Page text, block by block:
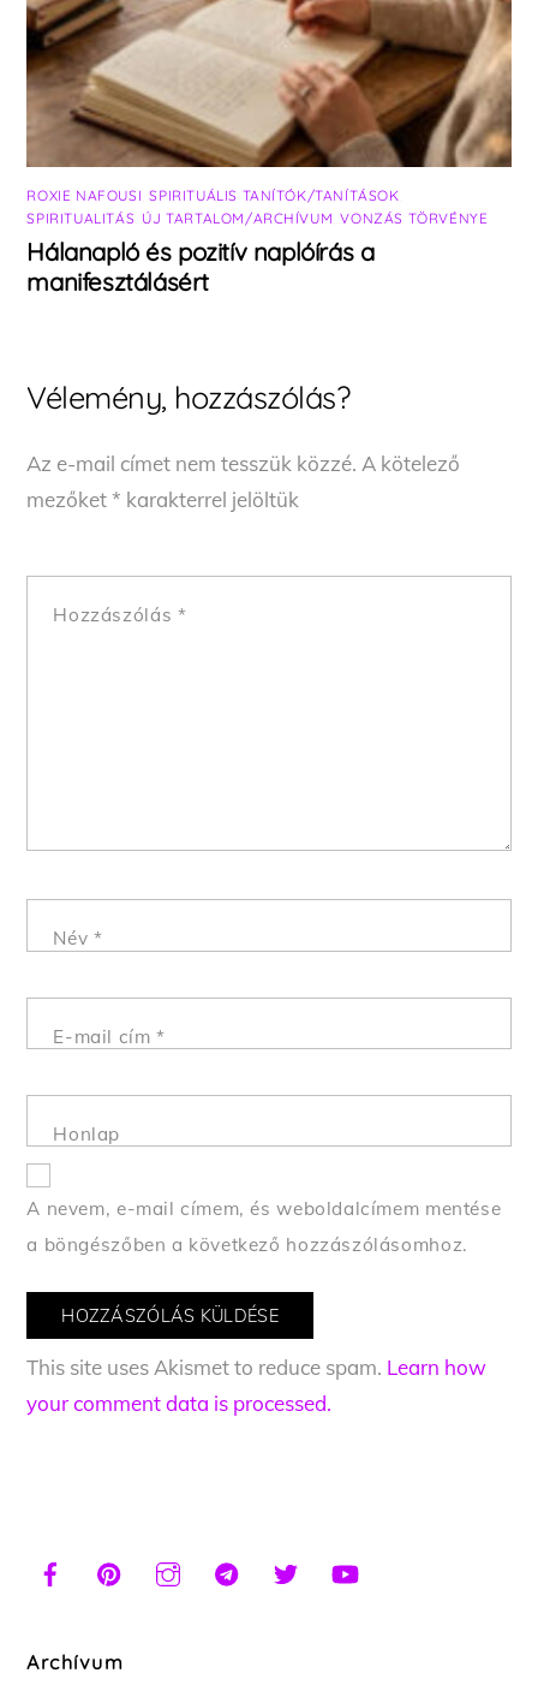
ROXIE NAFOUSI ,SPIRITUÁLIS TANÍTÓK/TANÍTÁSOK
SPIRITUALITÁS ÚJ TARTALOM/ARCHÍVUM ,VONZÁS TÖRVÉNYE
Hálanapló és pozitív naplóírás a
manifesztálásért
Vélemény, hozzászólás?
Az e-mail címet nem tesszük közzé. A kötelező
mezőket* karakterrel jelöltük
Hozzászólás *
Név *
E-mail cím*
Honlap
A nevem, e-mail címem, és weboldalcímem mentése
a böngészőben a következő hozzászólásomhoz.
This site uses Akismet to reduce spam. Learn how
your comment data is processed.
Archívum